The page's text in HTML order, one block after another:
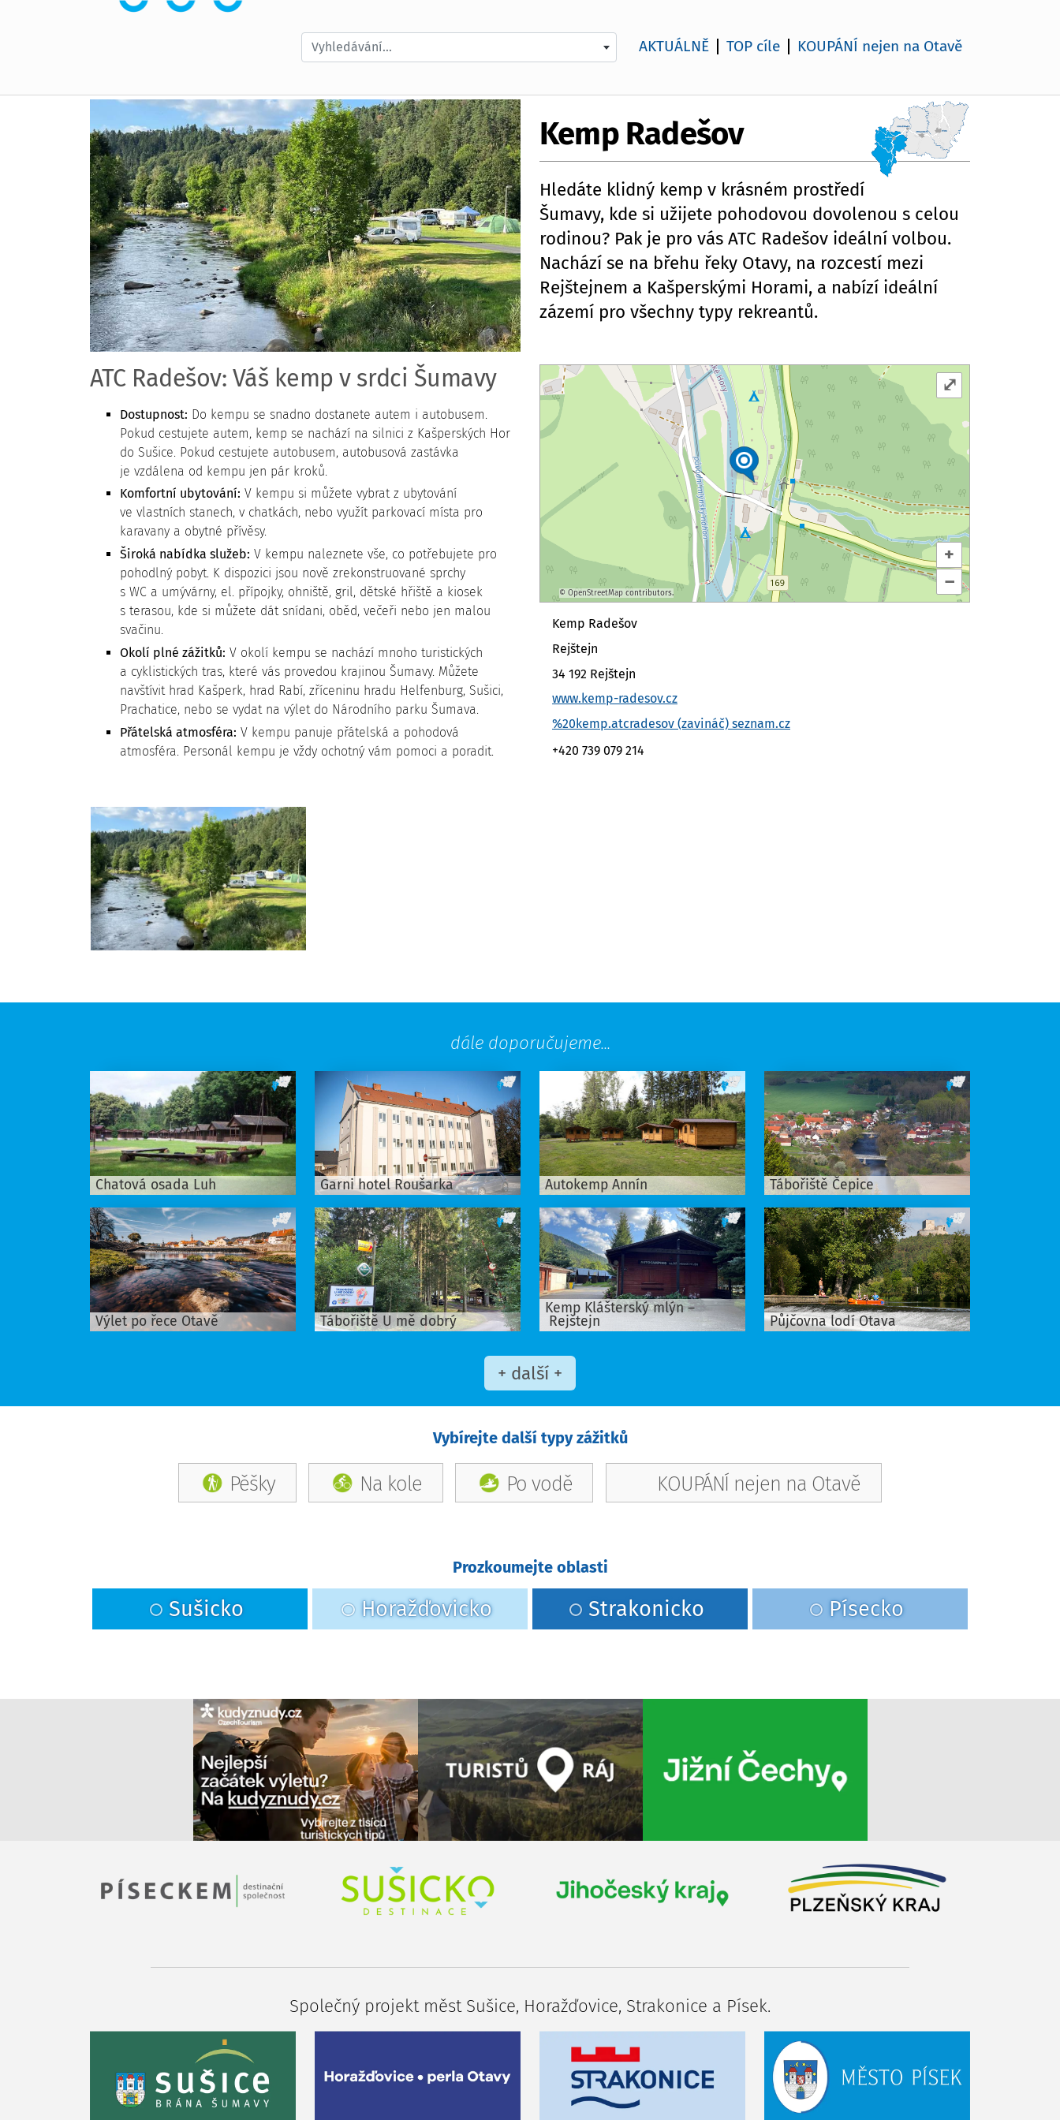
Vyhledávání... AKTUÁLNĚ TOP cíle KOUPÁNÍ nejen na Otavě
Kemp Radešov
Hledáte klidný kemp v krásném prostředí
Šumavy, kde si užijete pohodovou dovolenou s celou
rodinou? Pak je pro vás ATC Radešov ideální volbou.
Nachází se na břehu řeky Otavy, na rozcestí mezi
Rejštejnem a Kašperskými Horami, a nabízí ideální
zázemí pro všechny typy rekreantů.
+
–
© OpenStreetMap contributors.
⤢
Kemp Radešov
Rejštejn
34 192 Rejštejn
www.kemp-radesov.cz
%20kemp.atcradesov (zavináč) seznam.cz
+420 739 079 214
ATC Radešov: Váš kemp v srdci Šumavy
Dostupnost: Do kempu se snadno dostanete autem i autobusem.
Pokud cestujete autem, kemp se nachází na silnici z Kašperských Hor
do Sušice. Pokud cestujete autobusem, autobusová zastávka
je vzdálena od kempu jen pár kroků.
Komfortní ubytování: V kempu si můžete vybrat z ubytování
ve vlastních stanech, v chatkách, nebo využít parkovací místa pro
karavany a obytné přívěsy.
Široká nabídka služeb: V kempu naleznete vše, co potřebujete pro
pohodlný pobyt. K dispozici jsou nově zrekonstruované sprchy
s WC a umývárny, el. přípojky, ohniště, gril, dětské hřiště a kiosek
s terasou, kde si můžete dát snídani, oběd, večeři nebo jen malou
svačinu.
Okolí plné zážitků: V okolí kempu se nachází mnoho turistických
a cyklistických tras, které vás provedou krajinou Šumavy. Můžete
navštívit hrad Kašperk, hrad Rabí, zříceninu hradu Helfenburg, Sušici,
Prachatice, nebo se vydat na výlet do Národního parku Šumava.
Přátelská atmosféra: V kempu panuje přátelská a pohodová
atmosféra. Personál kempu je vždy ochotný vám pomoci a poradit.
dále doporučujeme...
Chatová osada Luh Garni hotel Roušarka Autokemp Annín Tábořiště Čepice
Výlet po řece Otavě Tábořiště U mě dobrý
Kemp Klášterský mlýn –
Rejštejn
Půjčovna lodí Otava
+ další +
Vybírejte další typy zážitků
Pěšky Na kole Po vodě KOUPÁNÍ nejen na Otavě
Prozkoumejte oblasti
Sušicko Horažďovicko Strakonicko Písecko
Společný projekt měst Sušice, Horažďovice, Strakonice a Písek.